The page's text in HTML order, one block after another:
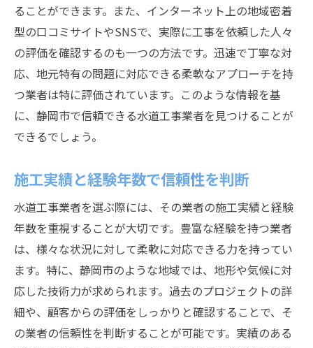
安全基準を遵守する業者の見極め方
業界団体への加盟状況を確認する理由
静岡市の地形と気候に適応した水道工事技術を
持つ業者を見つける方法
地形特性に応じた水道工事の事例
気候変動に対応する最新技術の解説
自然災害対策を重視した施工の重要性
ローカルニーズに応える柔軟な施工提案
最新技術を駆使した静岡市の水道工事業者の選
び方
最新設備を導入する業者の特徴
デジタルトランスフォーメーションの進化
効率的な施工を実現するテクノロジー活用
ることができます。また、インターネット上の地域密着
型の口コミサイトやSNSで、実際に工事を依頼した人々
の評価を確認するのも一つの方法です。迅速で丁寧な対
応、地元特有の問題に対応できる柔軟なアプローチを持
つ業者は特に評価されています。このような情報を基
に、静岡市で信頼できる水道工事業者を見つけることが
できるでしょう。
施工実績と経験年数で信頼性を判断
水道工事業者を選ぶ際には、その業者の施工実績と経験
年数を重視することが大切です。豊富な経験を持つ業者
は、様々な状況に対して柔軟に対応できる力を持ってい
ます。特に、静岡市のような地域では、地形や気候に対
応した技術力が求められます。過去のプロジェクトの詳
細や、顧客からの評価をしっかりと確認することで、そ
の業者の信頼性を判断することが可能です。実績のある